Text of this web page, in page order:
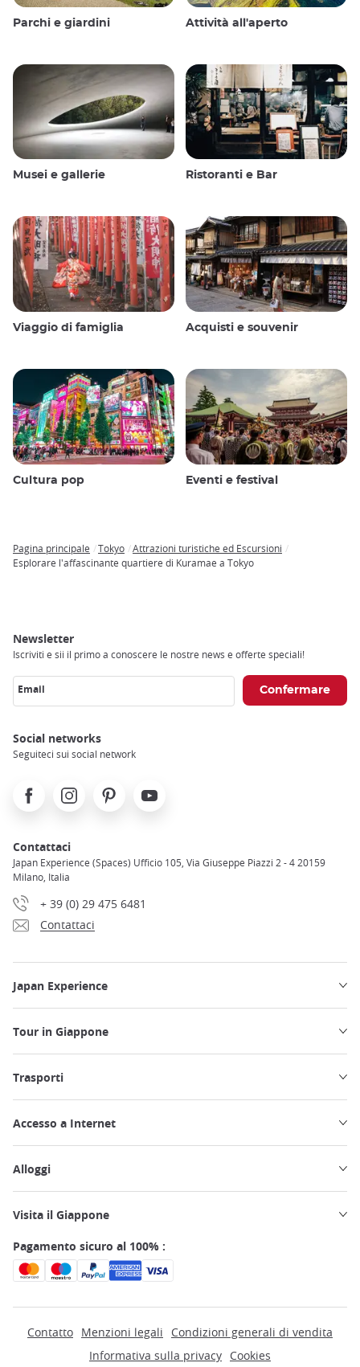
Parchi e giardini Attività all'aperto
Musei e gallerie Ristoranti e Bar
Viaggio di famiglia Acquisti e souvenir
Cultura pop Eventi e festival
Breadcrumb
Pagina principale Tokyo
Attrazioni turistiche ed Escursioni
Esplorare l'affascinante quartiere di Kuramae a Tokyo
Newsletter
Iscriviti e sii il primo a conoscere le nostre news e offerte speciali!
Email
Social networks
Seguiteci sui social network
FacebookInstagramPinterest Youtube
Contattaci
Japan Experience (Spaces) Ufficio 105, Via Giuseppe Piazzi 2 - 4 20159
Milano, Italia
+ 39 (0) 29 475 6481
Contattaci
Japan Experience
Tour in Giappone
Trasporti
Accesso a Internet
Alloggi
Visita il Giappone
Pagamento sicuro al 100% :
Contatto Menzioni legali
Condizioni generali di vendita
Informativa sulla privacy Cookies